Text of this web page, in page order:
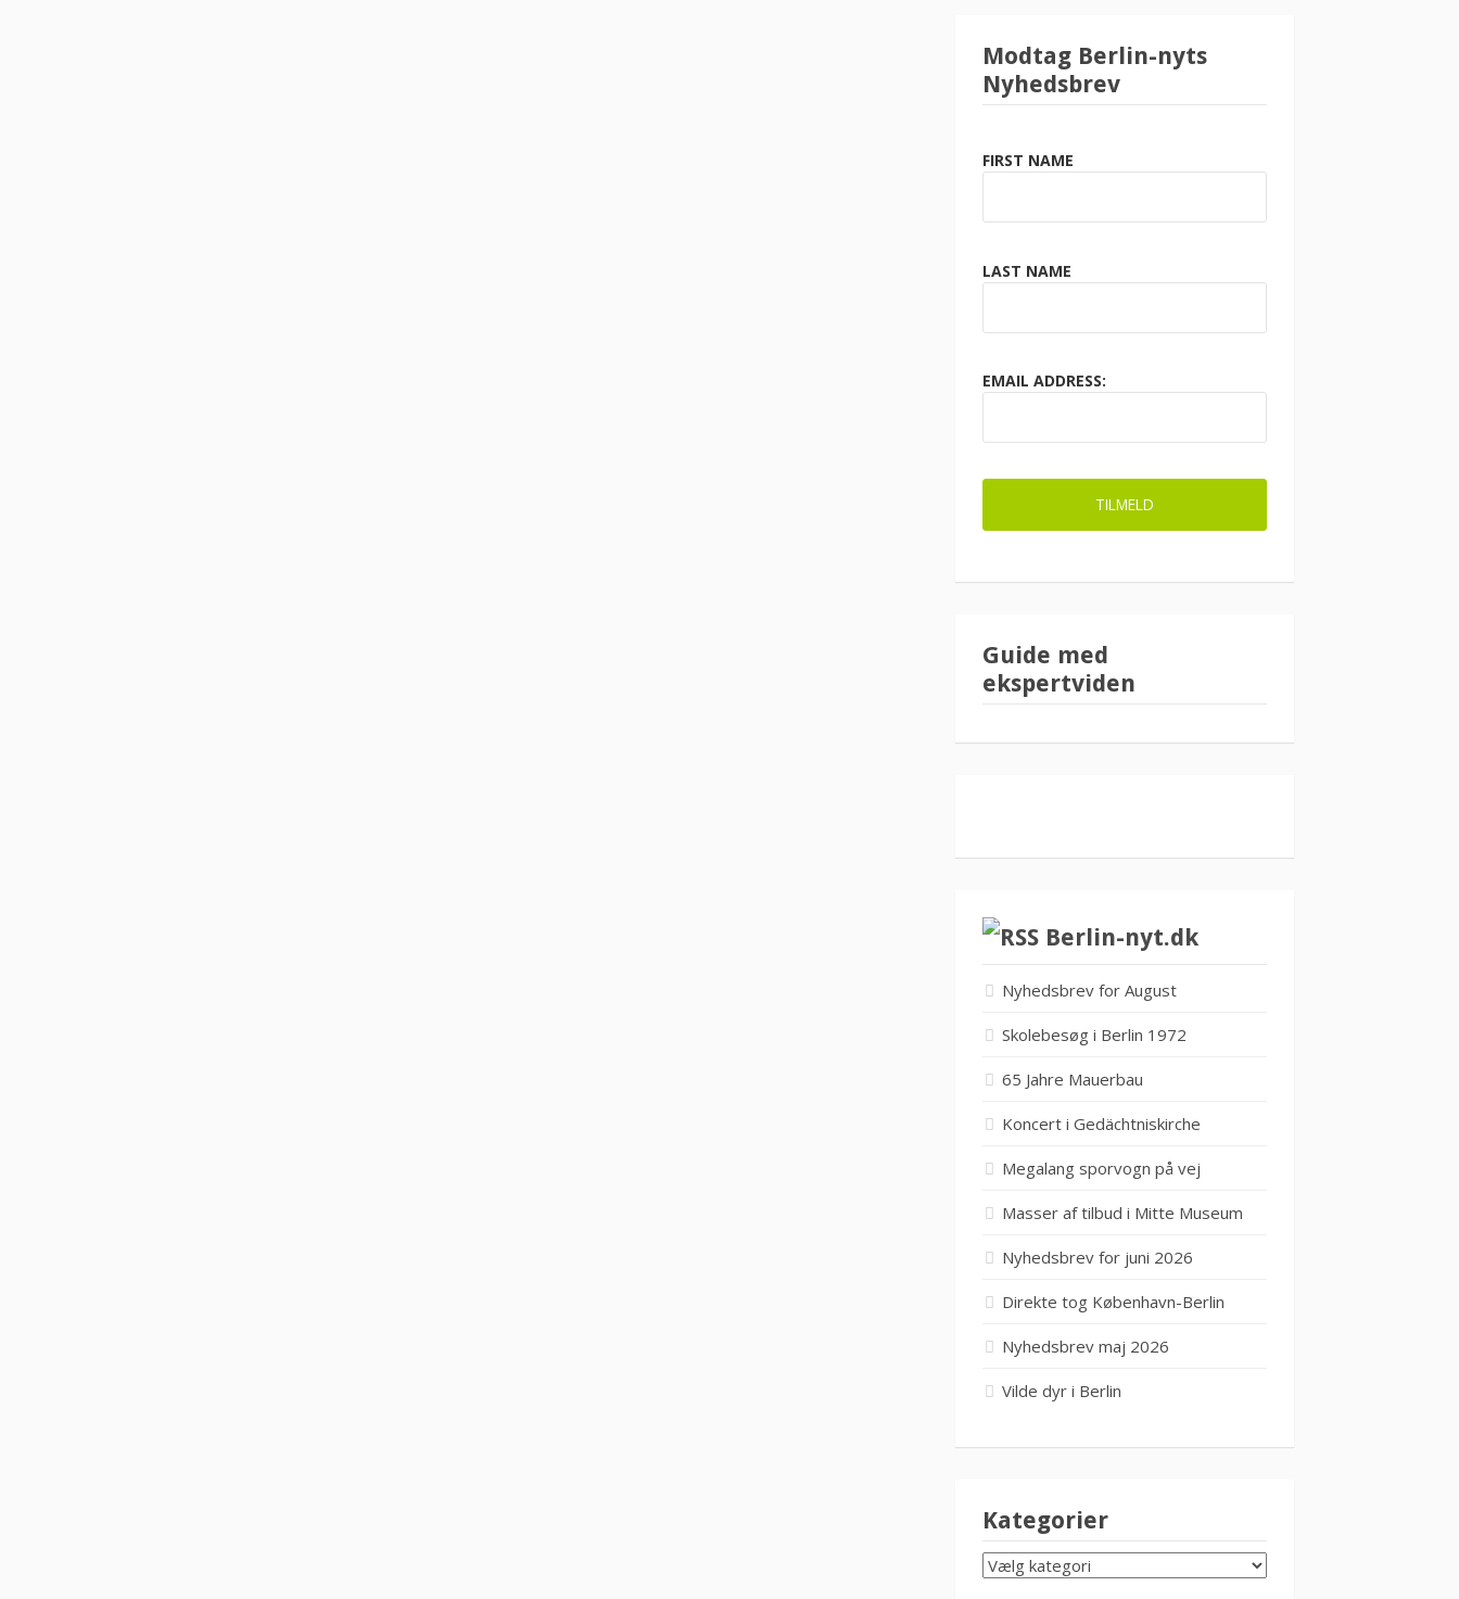
Modtag Berlin-nyts
Nyhedsbrev
FIRST NAME
LAST NAME
EMAIL ADDRESS:
Guide med
ekspertviden
Berlin-nyt.dk
Nyhedsbrev for August
Skolebesøg i Berlin 1972
65 Jahre Mauerbau
Koncert i Gedächtniskirche
Megalang sporvogn på vej
Masser af tilbud i Mitte Museum
Nyhedsbrev for juni 2026
Direkte tog København-Berlin
Nyhedsbrev maj 2026
Vilde dyr i Berlin
Kategorier
KATEGORIER